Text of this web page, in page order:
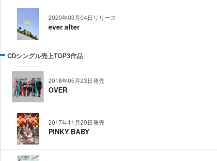
2020年03月04日リリース
ever after
CDシングル売上TOP3作品
2018年05月23日発売
OVER
2017年11月29日発売
PINKY BABY